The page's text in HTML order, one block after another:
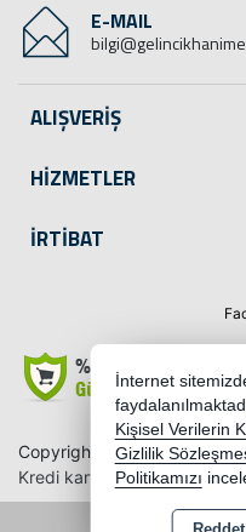
E-MAIL
ALIŞVERİŞ
HİZMETLER
İRTİBAT
Copyright 2026
Kredi kartı bilgileriniz 256bit
İnternet
Kişisel Verilerin
Gizlilik
Politikamızı